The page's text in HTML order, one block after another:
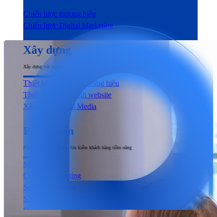
Chiến lược thương hiệu
Chiến lược Digital Marketing
Xây dựng
Xây dựng trải nghiệm người dùng đầu cuối tương tác với sản phẩm & dịch vụ
Thiết kế nhận diện thương hiệu
Thiết kế & Lập trình website
Xây dựng Social Media
Phát triển
Phát triển thương hiệu, tìm kiếm khách hàng tiềm năng
SEO
Content Marketing
Social Marketing
Sản xuất hình ảnh & Video
Quảng cáo trả phí